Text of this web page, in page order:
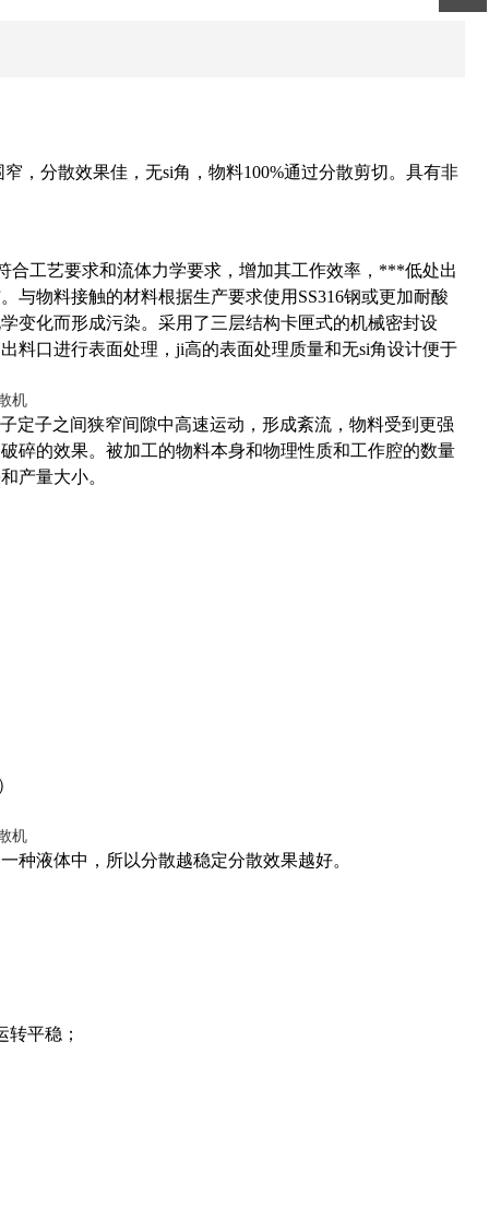
，分散效果佳，无si角，物料100%通过分散剪切。具有非
合工艺要求和流体力学要求，增加其工作效率，***低处出
与物料接触的材料根据生产要求使用SS316钢或更加耐酸
变化而形成污染。采用了三层结构卡匣式的机械密封设
料口进行表面处理，ji高的表面处理质量和无si角设计便于
定子之间狭窄间隙中高速运动，形成紊流，物料受到更强
碎的效果。被加工的物料本身和物理性质和工作腔的数量
产量大小。
种液体中，所以分散越稳定分散效果越好。
平稳；